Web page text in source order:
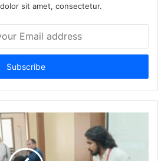
sit amet, consectetur.